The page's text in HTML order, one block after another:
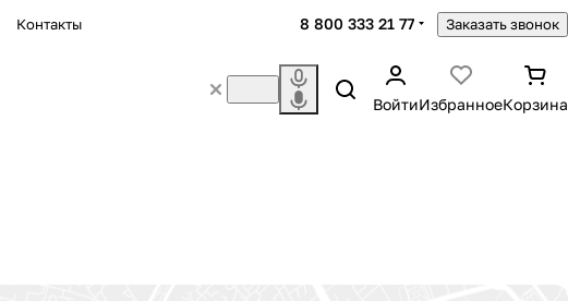
Контакты 8 800 333 21 77 Заказать звонок
ВойтиИзбранноеКорзина